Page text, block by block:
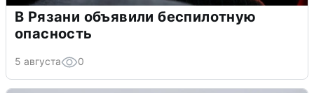
В Рязани объявили беспилотную
опасность
5 августа 0